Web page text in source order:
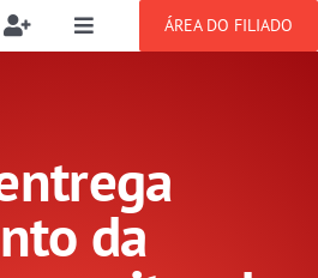
Toggle
Toggle
ÁREA DO FILIADO
da